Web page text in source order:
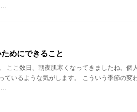
めにできること
ここ数日、朝夜肌寒くなってきましたね。個
ているような気がします。 こういう季節の変